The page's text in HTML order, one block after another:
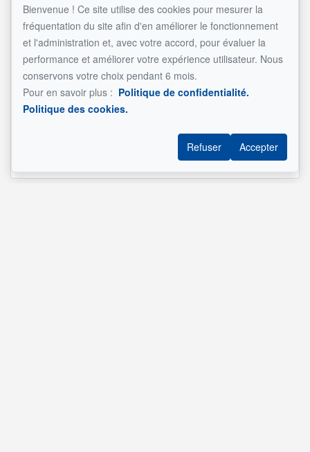
9
Salle de
bains
8.6x5.6 pi Céramique
9
Chambre
à coucher
13.0x12.2 pi Bois
9
Salle de
bains
8.0x5.4 pi Céramique
Inscrit par un membre de la communauté 1clic (Alexander
Bienvenue ! Ce site utilise des cookies pour mesurer la
fréquentation du site afin d'en améliorer le fonctionnement
et l'administration et, avec votre accord, pour évaluer la
performance et améliorer votre expérience utilisateur. Nous
conservons votre choix pendant 6 mois.
Pour en savoir plus : Politique de confidentialité.
Politique des cookies.
Refuser Accepter